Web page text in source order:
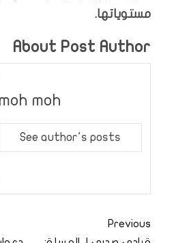
مستوياتها.
About Post Author
moh moh
See author's posts
Previous